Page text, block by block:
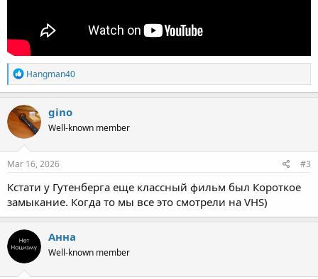
R
e
a
c
t
i
o
n
s
Hangman40
gino
Well-known member
Mar 16, 2026 #3
Кстати у Гутенберга еще классный фильм был Короткое
замыкание. Когда то мы все это смотрели на VHS)
Анна
Well-known member